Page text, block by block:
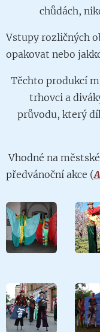
chůdách,
Vstupy rozličných
opakovat nebo
Těchto produkcí
trhovci a
průvodu, který
Vhodné na
předvánoční akce (